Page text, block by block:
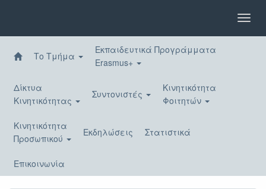
περιεχόμενο
Το Τμήμα
Εκπαιδευτικά Προγράμματα
Erasmus+
Δίκτυα
Κινητικότητας
Συντονιστές
Κινητικότητα
Φοιτητών
Κινητικότητα
Προσωπικού
Εκδηλώσεις Στατιστικά
Επικοινωνία